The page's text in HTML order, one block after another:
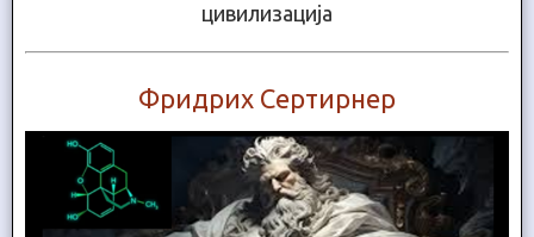
цивилизација
Фридрих Сертирнер